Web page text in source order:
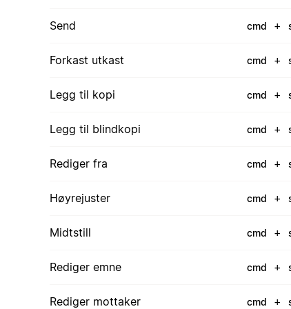
Send cmd +
Forkast utkast cmd +
Legg til kopi cmd +
Legg til blindkopi cmd +
Rediger fra cmd +
Høyrejuster cmd +
Midtstill cmd +
Rediger emne cmd +
Rediger mottaker cmd +